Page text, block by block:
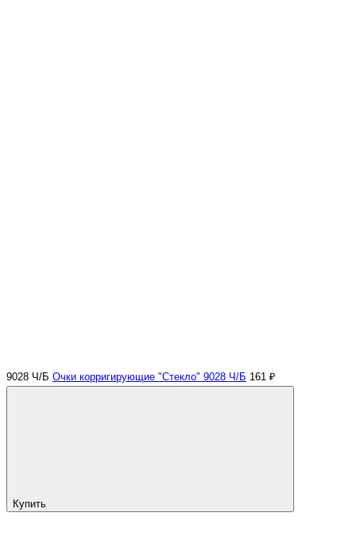
9028 Ч/Б Очки корригирующие "Стекло" 9028 Ч/Б 161 ₽
Купить